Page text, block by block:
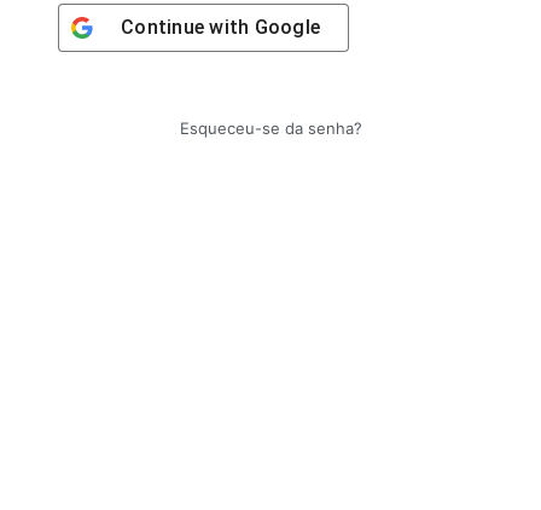
Continue with Google
Esqueceu-se da senha?